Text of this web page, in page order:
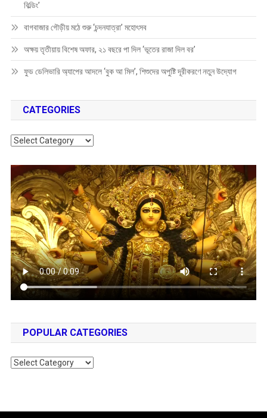
বিল্ডিং’
বাগবাজার গৌড়ীয় মঠে শুরু ‘চন্দনযাত্রা’ মহোৎসব
অক্ষয় তৃতীয়ায় বিশেষ অফার, ২১ বছরে পা দিল ‘ভূতের রাজা দিল বর’
ফুড ডেলিভারি অ্যাপের আদলে ‘বুক আ মিল’, শিশুদের অপুষ্টি দূরীকরণে নতুন উদ্যোগ
CATEGORIES
Categories
POPULAR CATEGORIES
Popular